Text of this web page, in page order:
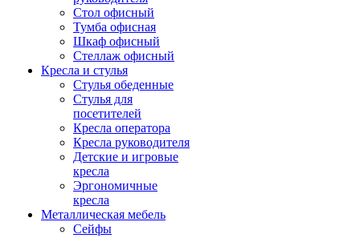
Стол офисный
Тумба офисная
Шкаф офисный
Стеллаж офисный
Кресла и стулья
Стулья обеденные
Стулья для
посетителей
Кресла оператора
Кресла руководителя
Детские и игровые
кресла
Эргономичные
кресла
Металлическая мебель
Сейфы